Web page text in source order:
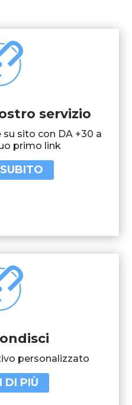
servizio
sito con DA +30 a
primo link
personalizzato
DI PIÙ